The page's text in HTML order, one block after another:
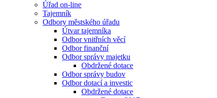
Úřad on-line
Tajemník
Odbory městského úřadu
Útvar tajemníka
Odbor vnitřních věcí
Odbor finanční
Odbor správy majetku
Obdržené dotace
Odbor správy budov
Odbor dotací a investic
Obdržené dotace